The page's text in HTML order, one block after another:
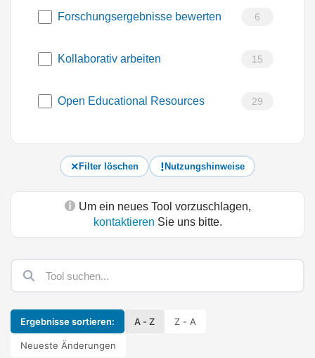
Forschungsergebnisse bewerten 6
Kollaborativ arbeiten 15
Open Educational Resources 29
Filter löschen Nutzungshinweise
Um ein neues Tool vorzuschlagen,
kontaktieren Sie uns bitte.
Ergebnisse sortieren: A - Z Z - A
Neueste Änderungen